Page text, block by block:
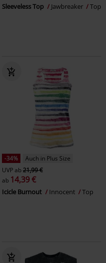
Sleeveless Top Jawbreaker Top
-34%
Auch in Plus Size
UVPab21,99 €
ab 14,39 €
Icicle Burnout Innocent Top